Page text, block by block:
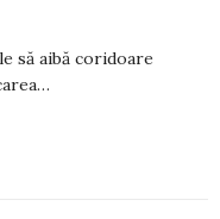
să aibă coridoare